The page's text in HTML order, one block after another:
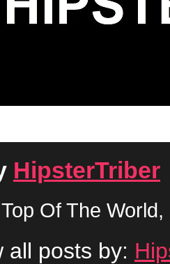
HipsterTriber
Of The
all posts by: